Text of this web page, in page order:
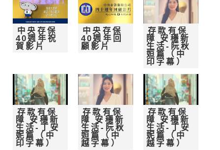
中央存保
40週年祝
賀影片
中央存保
40週年回
顧影片
存款有保
障 安穩新
生活-阮秋
姮篇（中
印字幕）
存款有保
障 安穩新
生活-丁安
妮篇（中
印字幕）
存款有保
障 安穩新
生活-阮秋
姮篇（中
越字幕）
存款有保
障 安穩新
生活-丁安
妮篇（中
越字幕）